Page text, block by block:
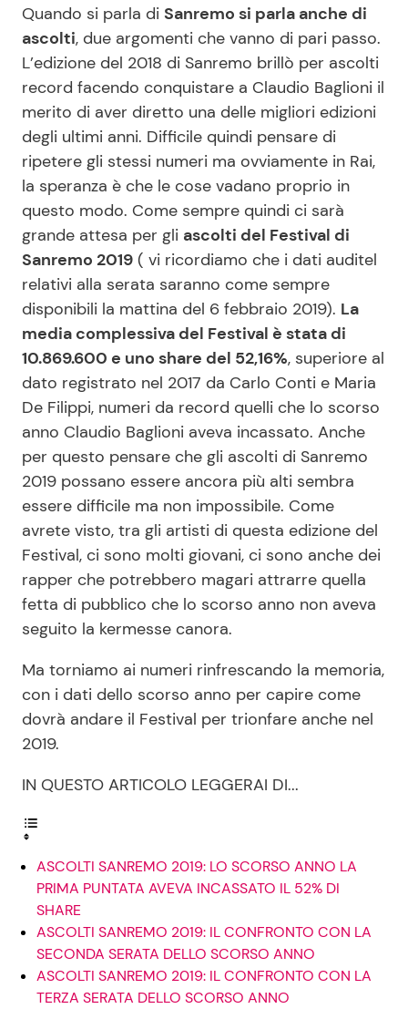
Mondo Mamma
News benessere
Salute
Viaggi e Turismo
Festività
Le Ricette in TV
Primi Piatti
Ricette Facili e Veloci
Ricette Feste
Ricette per Bambini
Seguici
Info
Chi siamo
Disclaimer e Privacy
Redazione
Contattaci
Pubblicità
Quando si parla di Sanremo si parla anche di
ascolti, due argomenti che vanno di pari passo.
L’edizione del 2018 di Sanremo brillò per ascolti
record facendo conquistare a Claudio Baglioni il
merito di aver diretto una delle migliori edizioni
degli ultimi anni. Difficile quindi pensare di
ripetere gli stessi numeri ma ovviamente in Rai,
la speranza è che le cose vadano proprio in
questo modo. Come sempre quindi ci sarà
grande attesa per gli ascolti del Festival di
Sanremo 2019 ( vi ricordiamo che i dati auditel
relativi alla serata saranno come sempre
disponibili la mattina del 6 febbraio 2019). La
media complessiva del Festival è stata di
10.869.600 e uno share del 52,16%, superiore al
dato registrato nel 2017 da Carlo Conti e Maria
De Filippi, numeri da record quelli che lo scorso
anno Claudio Baglioni aveva incassato. Anche
per questo pensare che gli ascolti di Sanremo
2019 possano essere ancora più alti sembra
essere difficile ma non impossibile. Come
avrete visto, tra gli artisti di questa edizione del
Festival, ci sono molti giovani, ci sono anche dei
rapper che potrebbero magari attrarre quella
fetta di pubblico che lo scorso anno non aveva
seguito la kermesse canora.
Ma torniamo ai numeri rinfrescando la memoria,
con i dati dello scorso anno per capire come
dovrà andare il Festival per trionfare anche nel
2019.
IN QUESTO ARTICOLO LEGGERAI DI...
ASCOLTI SANREMO 2019: LO SCORSO ANNO LA
PRIMA PUNTATA AVEVA INCASSATO IL 52% DI
SHARE
ASCOLTI SANREMO 2019: IL CONFRONTO CON LA
SECONDA SERATA DELLO SCORSO ANNO
ASCOLTI SANREMO 2019: IL CONFRONTO CON LA
TERZA SERATA DELLO SCORSO ANNO